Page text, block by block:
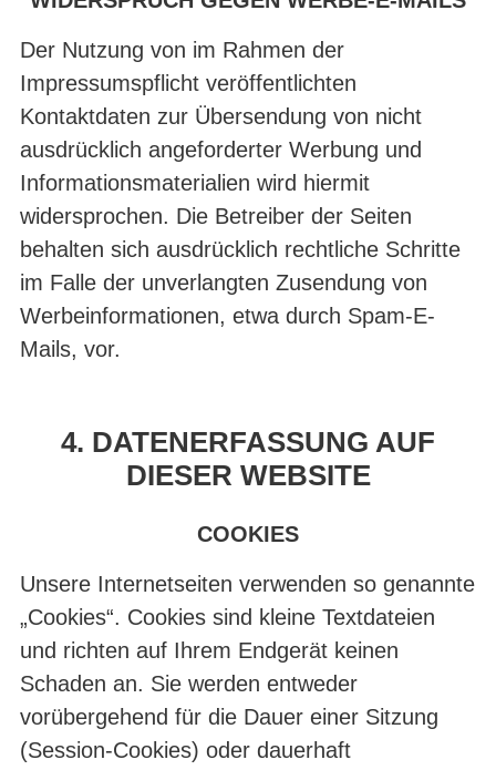
Der Nutzung von im Rahmen der
Impressumspflicht veröffentlichten
Kontaktdaten zur Übersendung von nicht
ausdrücklich angeforderter Werbung und
Informationsmaterialien wird hiermit
widersprochen. Die Betreiber der Seiten
behalten sich ausdrücklich rechtliche Schritte
im Falle der unverlangten Zusendung von
Werbeinformationen, etwa durch Spam-E-
Mails, vor.
4. DATENERFASSUNG AUF
DIESER WEBSITE
COOKIES
Unsere Internetseiten verwenden so genannte
„Cookies“. Cookies sind kleine Textdateien
und richten auf Ihrem Endgerät keinen
Schaden an. Sie werden entweder
vorübergehend für die Dauer einer Sitzung
(Session-Cookies) oder dauerhaft